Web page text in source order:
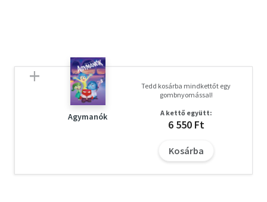
Agymanók
Tedd kosárba mindkettőt egy
gombnyomással!
A kettő együtt:
6 550 Ft
Kosárba